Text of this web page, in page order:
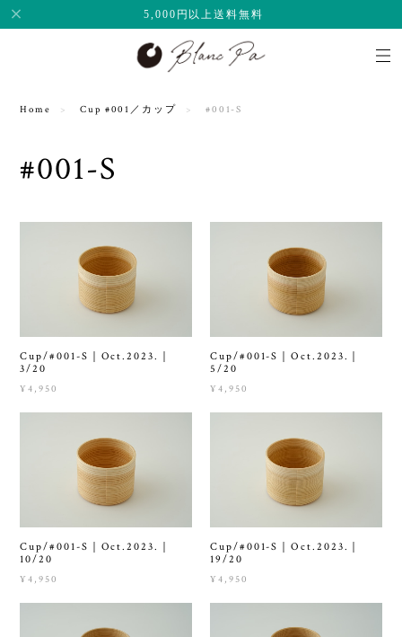
5,000円以上送料無料
Home Cup #001／カップ #001-S
#001-S
Cup/#001-S｜Oct.2023.｜
3/20
¥4,950
Cup/#001-S｜Oct.2023.｜
5/20
¥4,950
Cup/#001-S｜Oct.2023.｜
10/20
¥4,950
Cup/#001-S｜Oct.2023.｜
19/20
¥4,950